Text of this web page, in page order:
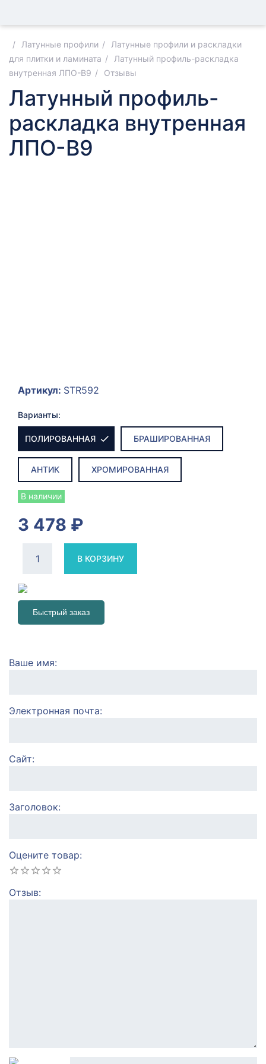
Латунные профили
Латунные профили и раскладки
для плитки и ламината
Латунный профиль-раскладка
внутренная ЛПО-В9
Отзывы
Латунный профиль-
раскладка внутренная
ЛПО-В9
Артикул: STR592
Варианты:
ПОЛИРОВАННАЯ БРАШИРОВАННАЯ
АНТИК ХРОМИРОВАННАЯ
В наличии
3 478 ₽
В КОРЗИНУ
Быстрый заказ
Ваше имя
Электронная почта
Сайт
Заголовок
Оцените товар
Отзыв